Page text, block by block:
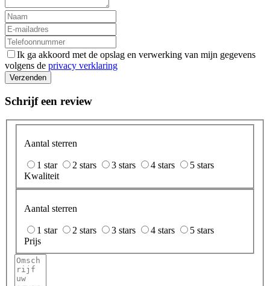
Ik ga akkoord met de opslag en verwerking van mijn gegevens
volgens de privacy verklaring
Verzenden
Schrijf een review
Aantal sterren
1 star 2 stars 3 stars 4 stars
5 stars
Kwaliteit
Aantal sterren
1 star 2 stars 3 stars 4 stars
5 stars
Prijs